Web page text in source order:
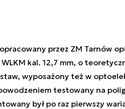
przez ZM Tarnów
kal. 12,7 mm, o
wyposażony też w
testowany na
był po raz pierwszy